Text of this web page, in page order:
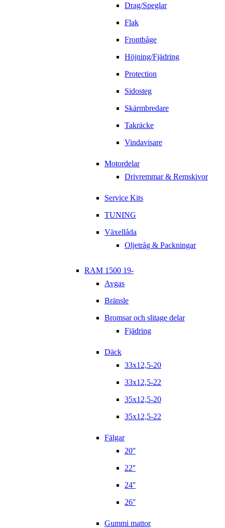
Drag/Speglar
Flak
Frontbåge
Höjning/Fjädring
Protection
Sidosteg
Skärmbredare
Takräcke
Vindavisare
Motordelar
Drivremmar & Remskivor
Service Kits
TUNING
Växellåda
Oljetråg & Packningar
RAM 1500 19-
Avgas
Bränsle
Bromsar och slitage delar
Fjädring
Däck
33x12,5-20
33x12,5-22
35x12,5-20
35x12,5-22
Fälgar
20''
22''
24''
26''
Gummi mattor